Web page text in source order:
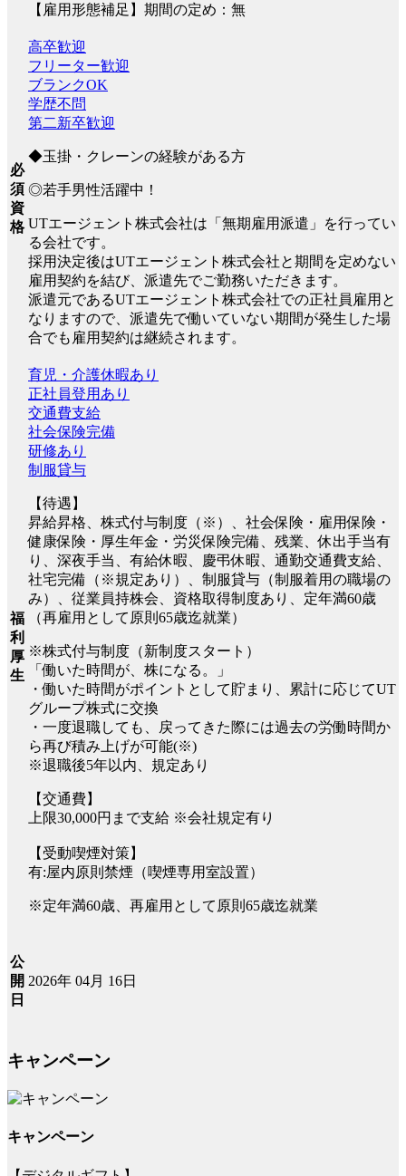
【雇用形態補足】期間の定め：無
必
須
資
格
高卒歓迎
フリーター歓迎
ブランクOK
学歴不問
第二新卒歓迎
◆玉掛・クレーンの経験がある方
◎若手男性活躍中！
UTエージェント株式会社は「無期雇用派遣」を行ってい
る会社です。
採用決定後はUTエージェント株式会社と期間を定めない
雇用契約を結び、派遣先でご勤務いただきます。
派遣元であるUTエージェント株式会社での正社員雇用と
なりますので、派遣先で働いていない期間が発生した場
合でも雇用契約は継続されます。
福
利
厚
生
育児・介護休暇あり
正社員登用あり
交通費支給
社会保険完備
研修あり
制服貸与
【待遇】
昇給昇格、株式付与制度（※）、社会保険・雇用保険・
健康保険・厚生年金・労災保険完備、残業、休出手当有
り、深夜手当、有給休暇、慶弔休暇、通勤交通費支給、
社宅完備（※規定あり）、制服貸与（制服着用の職場の
み）、従業員持株会、資格取得制度あり、定年満60歳
（再雇用として原則65歳迄就業）
※株式付与制度（新制度スタート）
「働いた時間が、株になる。」
・働いた時間がポイントとして貯まり、累計に応じてUT
グループ株式に交換
・一度退職しても、戻ってきた際には過去の労働時間か
ら再び積み上げが可能(※)
※退職後5年以内、規定あり
【交通費】
上限30,000円まで支給 ※会社規定有り
【受動喫煙対策】
有:屋内原則禁煙（喫煙専用室設置）
※定年満60歳、再雇用として原則65歳迄就業
公
開
日
2026年 04月 16日
キャンペーン
キャンペーン